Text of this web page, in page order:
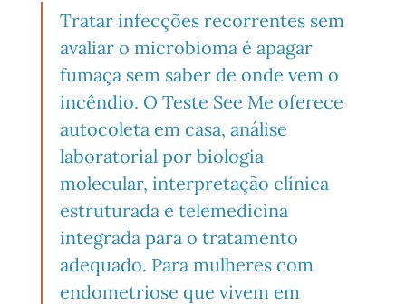
Tratar infecções recorrentes sem
avaliar o microbioma é apagar
fumaça sem saber de onde vem o
incêndio. O Teste See Me oferece
autocoleta em casa, análise
laboratorial por biologia
molecular, interpretação clínica
estruturada e telemedicina
integrada para o tratamento
adequado. Para mulheres com
endometriose que vivem em